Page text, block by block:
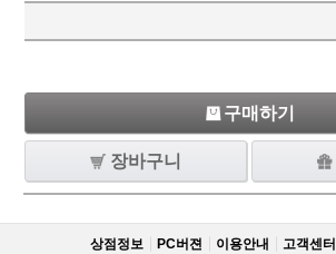
구매하기
장바구니
상점정보 PC버젼 이용안내 고객센터